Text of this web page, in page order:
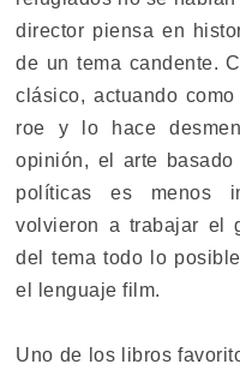
director piensa en
de un tema candente.
clásico, actuando
roe y lo hace
opinión, el arte
políticas es menos
volvieron a trabajar el
del tema todo lo
el lenguaje film.
Uno de los libros